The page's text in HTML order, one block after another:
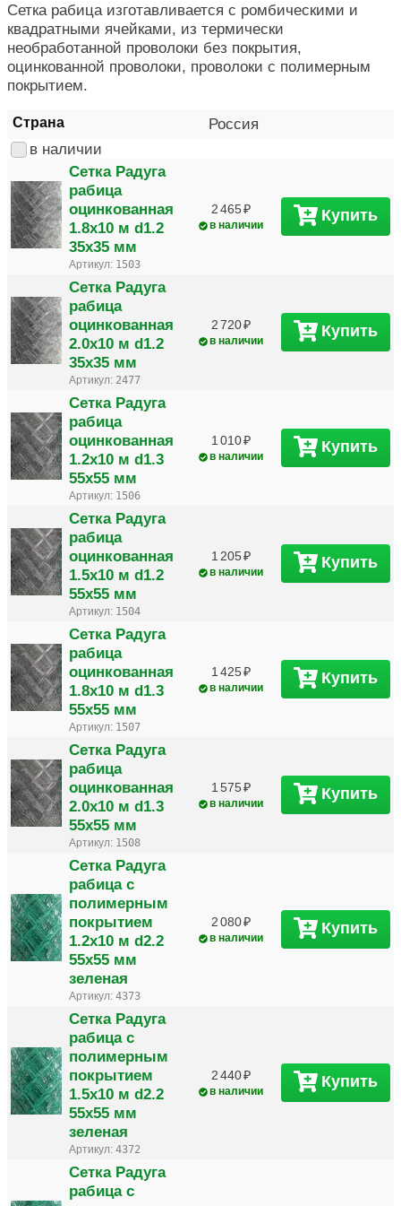
Страна Россия
Сетка рабица изготавливается с ромбическими и
квадратными ячейками, из термически
необработанной проволоки без покрытия,
оцинкованной проволоки, проволоки с полимерным
покрытием.
в наличии
Сетка Радуга
рабица
оцинкованная
1.8х10 м d1.2
35х35 мм
Артикул: 1503
2 465
в наличии
Купить
Сетка Радуга
рабица
оцинкованная
2.0х10 м d1.2
35х35 мм
Артикул: 2477
2 720
в наличии
Купить
Сетка Радуга
рабица
оцинкованная
1.2х10 м d1.3
55х55 мм
Артикул: 1506
1 010
в наличии
Купить
Сетка Радуга
рабица
оцинкованная
1.5х10 м d1.2
55х55 мм
Артикул: 1504
1 205
в наличии
Купить
Сетка Радуга
рабица
оцинкованная
1.8х10 м d1.3
55х55 мм
Артикул: 1507
1 425
в наличии
Купить
Сетка Радуга
рабица
оцинкованная
2.0х10 м d1.3
55х55 мм
Артикул: 1508
1 575
в наличии
Купить
Сетка Радуга
рабица с
полимерным
покрытием
1.2х10 м d2.2
55х55 мм
зеленая
Артикул: 4373
2 080
в наличии
Купить
Сетка Радуга
рабица с
полимерным
покрытием
1.5х10 м d2.2
55х55 мм
зеленая
Артикул: 4372
2 440
в наличии
Купить
Сетка Радуга
рабица с